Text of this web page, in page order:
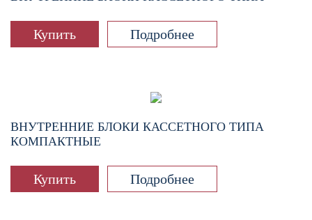
Купить Подробнее
ВНУТРЕННИЕ БЛОКИ КАССЕТНОГО ТИПА
КОМПАКТНЫЕ
Купить Подробнее